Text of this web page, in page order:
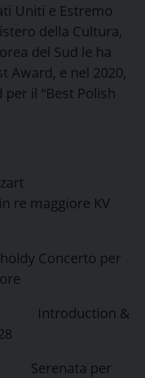
Uniti e Estremo
della Cultura,
del Sud le ha
Award, e nel 2020,
il “Best Polish
re maggiore KV
Concerto per
Introduction &
per